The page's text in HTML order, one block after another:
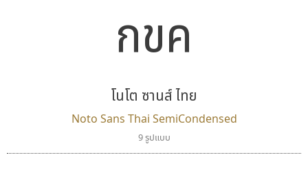
กขค
โนโต ซานส์ ไทย
Noto Sans Thai SemiCondensed
9 รูปแบบ